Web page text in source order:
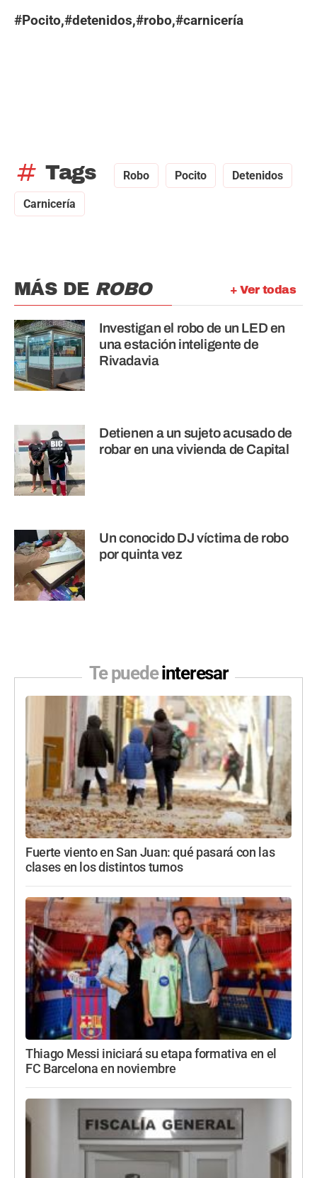
#Pocito,#detenidos,#robo,#carnicería
tag Tags Robo Pocito Detenidos
Carnicería
+ Ver todas
MÁS DE ROBO
Investigan el robo de un LED en
una estación inteligente de
Rivadavia
Detienen a un sujeto acusado de
robar en una vivienda de Capital
Un conocido DJ víctima de robo
por quinta vez
Te puedeinteresar
Fuerte viento en San Juan: qué pasará con las
clases en los distintos turnos
Thiago Messi iniciará su etapa formativa en el
FC Barcelona en noviembre